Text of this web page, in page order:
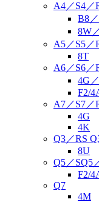
A4／S4／
B8
8W
A5／S5／
8T
A6／S6／
4G
F2/
A7／S7／
4G
4K
Q3／RS
8U
Q5／SQ5
F2/
Q7
4M